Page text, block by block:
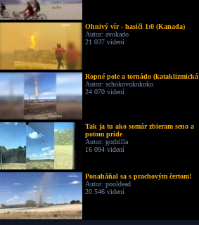
Ohnivý vír - hasiči 1:0 (Kanada)
Autor: avokado
21 037 videní
Ropné pole a tornádo (kataklizmická
Autor: schokovokokoko
24 070 videní
Tak ja tu ako somár zbieram seno a
potom príde
Autor: godzilla
16 094 videní
Ponaháňal sa s prachovým čertom!
Autor: pooldead
20 546 videní